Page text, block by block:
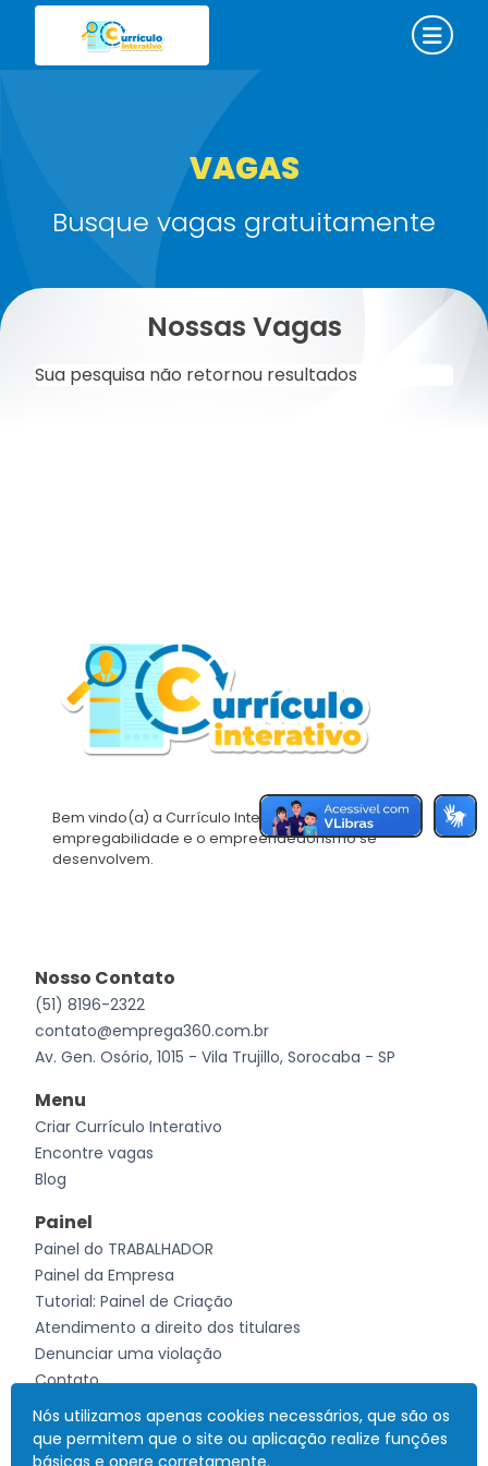
VAGAS
Busque vagas gratuitamente
Nossas Vagas
Sua pesquisa não retornou resultados
Bem vindo(a) a Currículo Interativo, onde a
empregabilidade e o empreendedorismo se
desenvolvem.
Nosso Contato
(51) 8196-2322
contato@emprega360.com.br
Av. Gen. Osório, 1015 - Vila Trujillo, Sorocaba - SP
Menu
Criar Currículo Interativo
Encontre vagas
Blog
Painel
Painel do TRABALHADOR
Painel da Empresa
Tutorial: Painel de Criação
Atendimento a direito dos titulares
Denunciar uma violação
Contato
Desenvolvido porCurrículo Interativo
Todos os direitos reservadosCNPJ: 41.685.069/0001-83
Nós utilizamos apenas cookies necessários, que são os
que permitem que o site ou aplicação realize funções
básicas e opere corretamente.